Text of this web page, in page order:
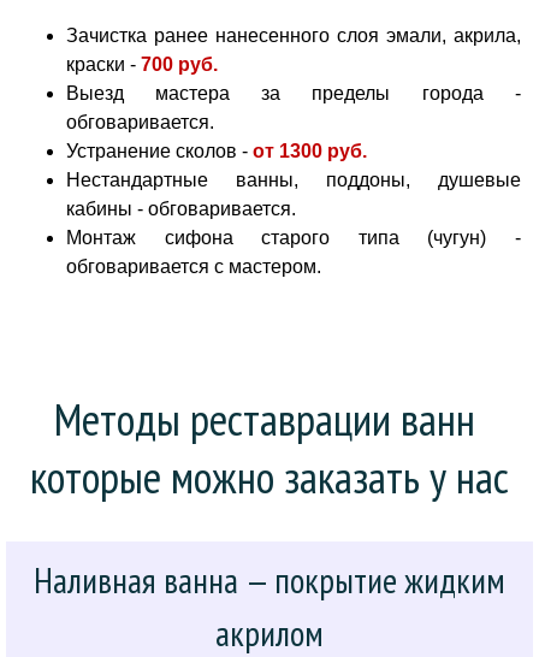
Зачистка ранее нанесенного слоя эмали, акрила,
краски - 700 руб.
Выезд мастера за пределы города -
обговаривается.
Устранение сколов - от 1300 руб.
Нестандартные ванны, поддоны, душевые
кабины - обговаривается.
Монтаж сифона старого типа (чугун) -
обговаривается с мастером.
Методы реставрации ванн
которые можно заказать у нас
Наливная ванна — покрытие жидким
акрилом